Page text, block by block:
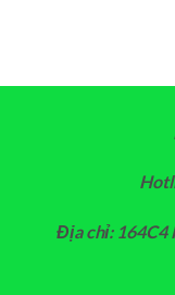
Địa chỉ: 164C4